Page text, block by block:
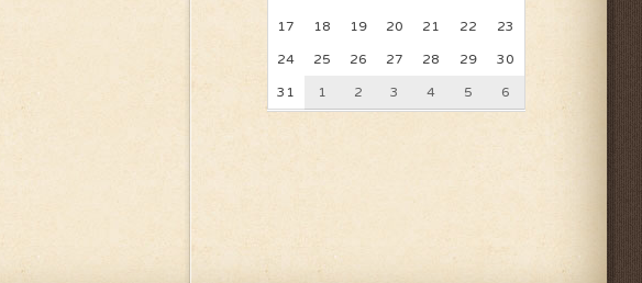
17 18 19 20 21 22 23
24 25 26 27 28 29 30
31 1 2 3 4 5 6